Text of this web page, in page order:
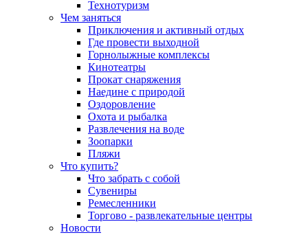
Технотуризм
Чем заняться
Приключения и активный отдых
Где провести выходной
Горнолыжные комплексы
Кинотеатры
Прокат снаряжения
Наедине с природой
Оздоровление
Охота и рыбалка
Развлечения на воде
Зоопарки
Пляжи
Что купить?
Что забрать с собой
Сувениры
Ремесленники
Торгово - развлекательные центры
Новости